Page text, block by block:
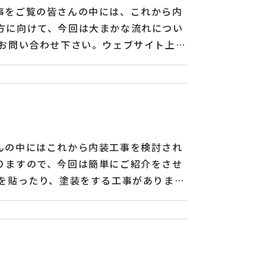
ご覧の皆さんの中には、これから内
向けて、今回は大まかな流れについ
問い合わせ下さい。ウェブサイト上で
ち合わせの上、条件の合った提案を
ターケアとしてご連絡下さい。 木子
貿易部門ではアルミ製品を中心に組
とする「特定技能外国人」受入支援
中にはこれから内装工事を検討され
すので、今回は簡単にご紹介をさせ
ったり、塗装をする工事がありま
ングやカーペットを施工するための
施工するということもあります。 木
。貿易部門ではアルミ製品を中心に
めとする「特定技能外国人」受入支